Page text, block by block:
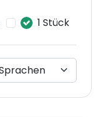
1 Stück